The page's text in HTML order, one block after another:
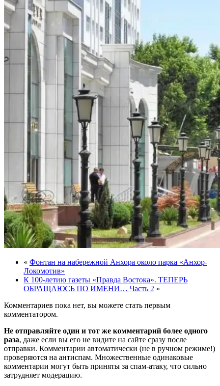
« Фонтан на набережной Анхора около парка «Анхор-
Локомотив»
К 100-летию газеты «Правда Востока». ТЕПЕРЬ
ОБРАЩАЮСЬ ПО ИМЕНИ… Часть 2 »
Комментариев пока нет, вы можете стать первым
комментатором.
Не отправляйте один и тот же комментарий более одного
раза, даже если вы его не видите на сайте сразу после
отправки. Комментарии автоматически (не в ручном режиме!)
проверяются на антиспам. Множественные одинаковые
комментарии могут быть приняты за спам-атаку, что сильно
затрудняет модерацию.